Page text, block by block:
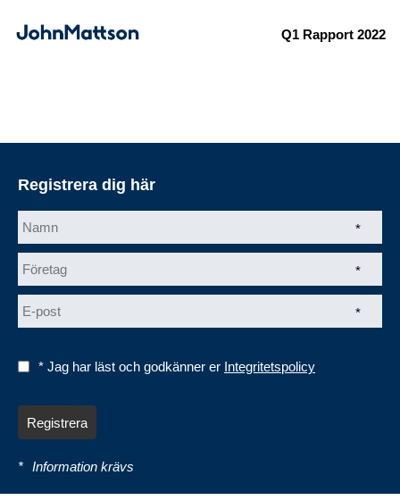
Q1 Rapport 2022
Registrera dig här
*
*
*
* Jag har läst och godkänner er Integritetspolicy
Registrera
* Information krävs